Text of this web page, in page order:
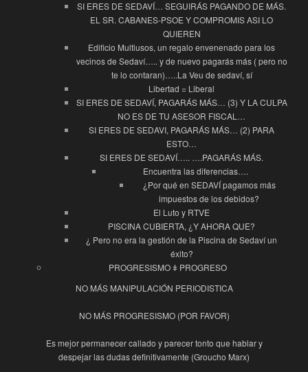
SI ERES DE SEDAVÍ… SEGUIRÁS PAGANDO DE MÁS.
EL SR. CABANES-PSOE Y COMPROMIS ASI LO
QUIEREN
Edificio Multiusos, un regalo envenenado para los
vecinos de Sedaví….. y de nuevo pagarás más ( pero no
te lo contaran)…..La Veu de sedaví, sí
Libertad = Liberal
SI ERES DE SEDAVÍ, PAGARÁS MÁS… (3) Y LA CULPA
NO ES DE TU ASESOR FISCAL…
SI ERES DE SEDAVI, PAGARÁS MÁS… (2) PARA
ESTO…
SI ERES DE SEDAVÍ….. ….PAGARÁS MÁS.
Encuentra las diferencias….
¿Por qué en SEDAVÍ pagamos más
impuestos de los debidos?
El Luto y RTVE
PISCINA CUBIERTA, ¿Y AHORA QUE?
¿ Pero no era la gestión de la Piscina de Sedaví un
éxito?
PROGRESISMO ǂ PROGRESO
NO MÁS MANIPULACIÓN PERIODISTICA
NO MÁS PROGRESISMO (POR FAVOR)
Es mejor permanecer callado y parecer tonto que hablar y
despejar las dudas definitivamente (Groucho Marx)